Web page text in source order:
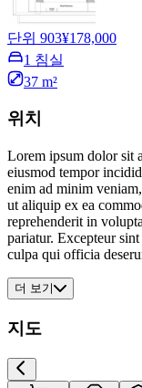
단위 903¥178,000
1 침실
37 m²
위치
Lorem ipsum dolor sit
eiusmod tempor
enim ad minim
ut aliquip ex ea
reprehenderit in
pariatur. Excepteur
culpa qui officia
더 보기
지도